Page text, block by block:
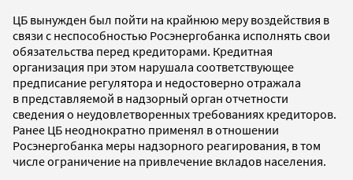
ЦБ вынужден был пойти на крайнюю меру воздействия в
связи с неспособностью Росэнергобанка исполнять свои
обязательства перед кредиторами. Кредитная
организация при этом нарушала соответствующее
предписание регулятора и недостоверно отражала
в представляемой в надзорный орган отчетности
сведения о неудовлетворенных требованиях кредиторов.
Ранее ЦБ неоднократно применял в отношении
Росэнергобанка меры надзорного реагирования, в том
числе ограничение на привлечение вкладов населения.